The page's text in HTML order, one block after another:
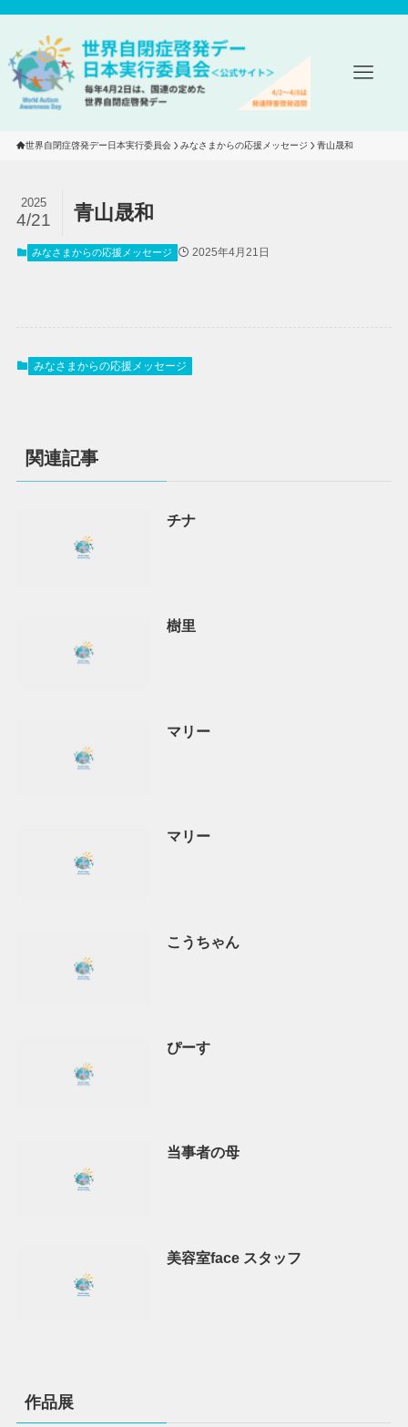
世界自閉症啓発デー日本実行委員会 みなさまからの応援メッセージ 青山晟和
青山晟和
2025
4/21
みなさまからの応援メッセージ 2025年4月21日
みなさまからの応援メッセージ
関連記事
チナ
樹里
マリー
マリー
こうちゃん
ぴーす
当事者の母
美容室face スタッフ
作品展